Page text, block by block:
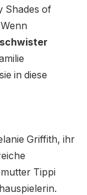
Shades of
in diese
Griffith, ihr
Tippi